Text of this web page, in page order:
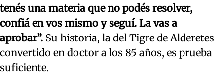
tenés una materia que no podés resolver,
confiá en vos mismo y seguí. La vas a
aprobar”. Su historia, la del Tigre de Alderetes
convertido en doctor a los 85 años, es prueba
suficiente.